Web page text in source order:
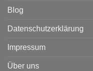
Blog
Datenschutzerklärung
Impressum
Über uns